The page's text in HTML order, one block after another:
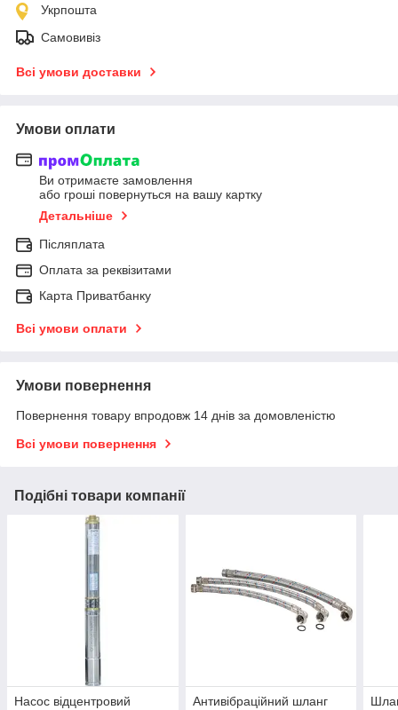
Укрпошта
Самовивіз
Всі умови доставки
Умови оплати
Ви отримаєте замовлення
або гроші повернуться на вашу картку
Детальніше
Післяплата
Оплата за реквізитами
Карта Приватбанку
Всі умови оплати
Умови повернення
Повернення товару впродовж 14 днів за домовленістю
Всі умови повернення
Подібні товари компанії
Насос відцентровий
Антивібраційний шланг